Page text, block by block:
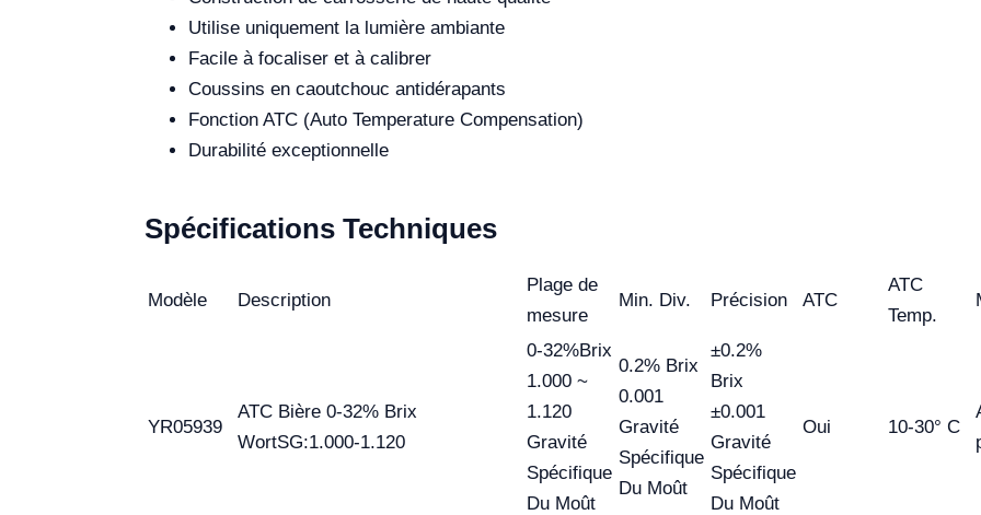
Utilise uniquement la lumière ambiante
Facile à focaliser et à calibrer
Coussins en caoutchouc antidérapants
Fonction ATC (Auto Temperature Compensation)
Durabilité exceptionnelle
Spécifications Techniques
Modèle Description
Plage de
mesure
Min. Div. Précision ATC
ATC
Temp.
YR05939
ATC Bière 0-32% Brix
WortSG:1.000-1.120
0-32%Brix
1.000 ~
1.120
Gravité
Spécifique
Du Moût
0.2% Brix
0.001
Gravité
Spécifique
Du Moût
±0.2%
Brix
±0.001
Gravité
Spécifique
Du Moût
Oui 10-30° C